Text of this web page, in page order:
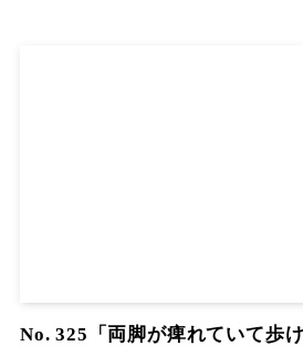
No. 325「両脚が痺れていて歩け